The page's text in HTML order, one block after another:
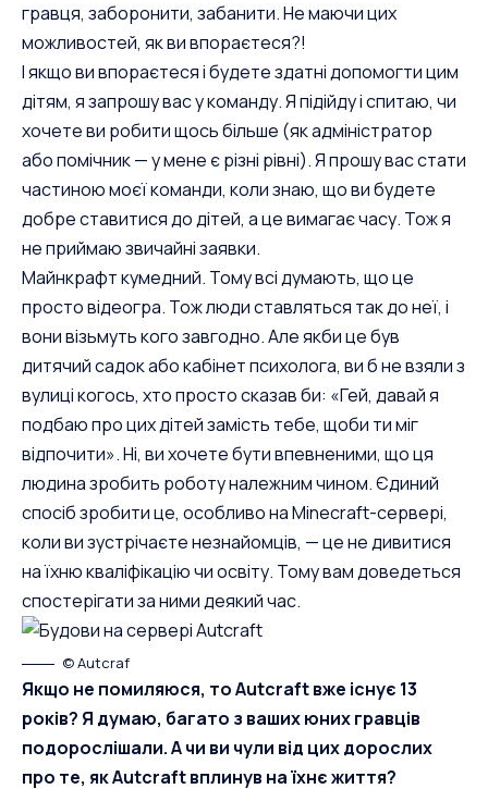
гравця, заборонити, забанити. Не маючи цих
можливостей, як ви впораєтеся?!
І якщо ви впораєтеся і будете здатні допомогти цим
дітям, я запрошу вас у команду. Я підійду і спитаю, чи
хочете ви робити щось більше (як адміністратор
або помічник — у мене є різні рівні). Я прошу вас стати
частиною моєї команди, коли знаю, що ви будете
добре ставитися до дітей, а це вимагає часу. Тож я
не приймаю звичайні заявки.
Майнкрафт кумедний. Тому всі думають, що це
просто відеогра. Тож люди ставляться так до неї, і
вони візьмуть кого завгодно. Але якби це був
дитячий садок або кабінет психолога, ви б не взяли з
вулиці когось, хто просто сказав би: «Гей, давай я
подбаю про цих дітей замість тебе, щоби ти міг
відпочити». Ні, ви хочете бути впевненими, що ця
людина зробить роботу належним чином. Єдиний
спосіб зробити це, особливо на Minecraft-сервері,
коли ви зустрічаєте незнайомців, — це не дивитися
на їхню кваліфікацію чи освіту. Тому вам доведеться
спостерігати за ними деякий час.
© Autcraf
Якщо не помиляюся, то Autcraft вже існує 13
років? Я думаю, багато з ваших юних гравців
подорослішали. А чи ви чули від цих дорослих
про те, як Autcraft вплинув на їхнє життя?